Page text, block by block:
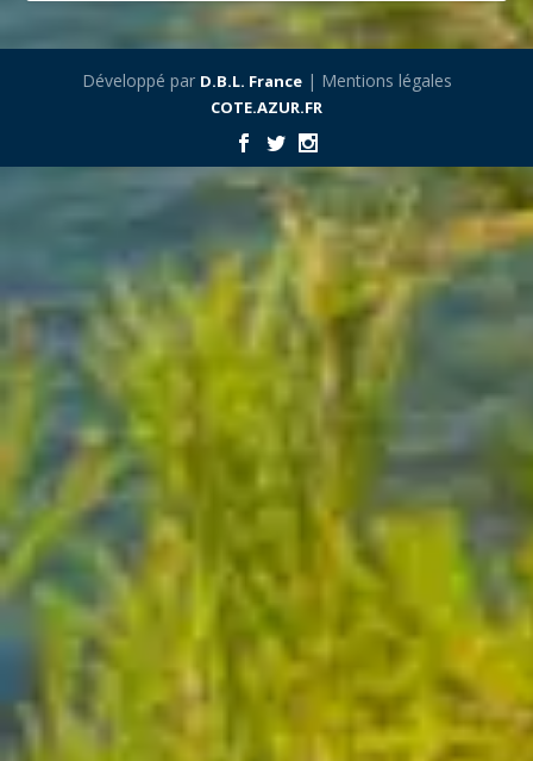
Développé par D.B.L. France| Mentions légales
COTE.AZUR.FR